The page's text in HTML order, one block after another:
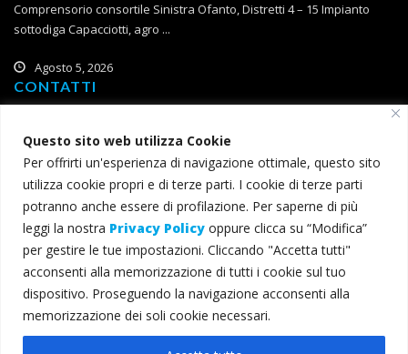
Questo sito web utilizza Cookie
Per offrirti un'esperienza di navigazione ottimale, questo sito
utilizza cookie propri e di terze parti. I cookie di terze parti
potranno anche essere di profilazione. Per saperne di più
leggi la nostra Privacy Policy oppure clicca su “Modifica”
per gestire le tue impostazioni. Cliccando "Accetta tutti"
acconsenti alla memorizzazione di tutti i cookie sul tuo
dispositivo. Proseguendo la navigazione acconsenti alla
memorizzazione dei soli cookie necessari.
Comprensorio consortile Sinistra Ofanto, Distretti 4 – 15 Impianto
sottodiga Capacciotti, agro ...
Agosto 5, 2026
CONTATTI
71121 Foggia
T (+39) 0881 785 111
F (+39) 0881 774 634
consorzio@bonificacapitanata.it
consorzio@pec.bonificacapitanata.it
© 2022 Consorzio per la Bonifica della Capitanata - Tutti i diritti